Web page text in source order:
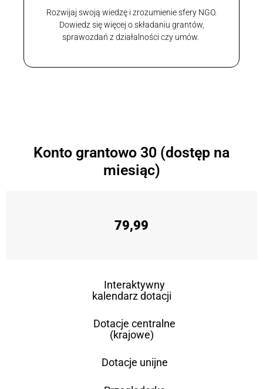
Rozwijaj swoją wiedzę i zrozumienie sfery NGO.
Dowiedz się więcej o składaniu grantów,
sprawozdań z działalności czy umów.
Konto grantowo 30 (dostęp na
miesiąc)
79,99
Interaktywny
kalendarz dotacji
Dotacje centralne
(krajowe)
Dotacje unijne